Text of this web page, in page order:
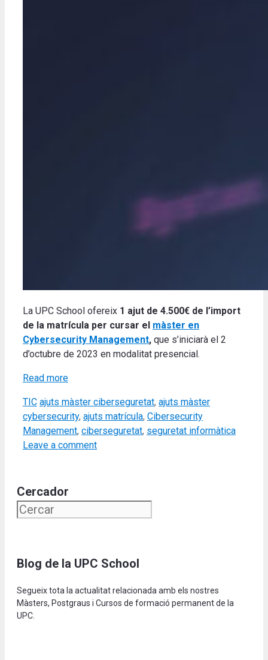
La UPC School ofereix 1 ajut de 4.500€ de l’import
de la matrícula per cursar el màster en
Cybersecurity Management, que s’iniciarà el 2
d’octubre de 2023 en modalitat presencial.
Read more
Categories
TIC Tags
ajuts màster ciberseguretat, ajuts màster
cybersecurity, ajuts matrícula, Cibersecurity
Management, ciberseguretat, seguretat informàtica
Leave a comment
Cercador
Blog de la UPC School
Segueix tota la actualitat relacionada amb els nostres
Màsters, Postgraus i Cursos de formació permanent de la
UPC.